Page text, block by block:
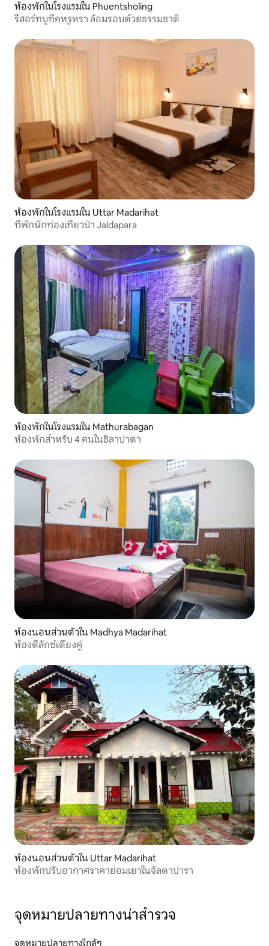
ห้องพักในโรงแรมใน Phuentsholing
รีสอร์ทบูทีคหรูหรา ล้อมรอบด้วยธรรมชาติ
ห้องพักในโรงแรมใน Uttar Madarihat
ที่พักนักท่องเที่ยวป่า Jaldapara
ห้องพักในโรงแรมใน Mathurabagan
ห้องพักสำหรับ 4 คนในชิลาปาตา
ห้องนอนส่วนตัวใน Madhya Madarihat
ห้องดีลักซ์เตียงคู่
ห้องนอนส่วนตัวใน Uttar Madarihat
ห้องพักปรับอากาศราคาย่อมเยาในจัลดาปารา
จุดหมายปลายทางน่าสำรวจ
จุดหมายปลายทางใกล้ๆ